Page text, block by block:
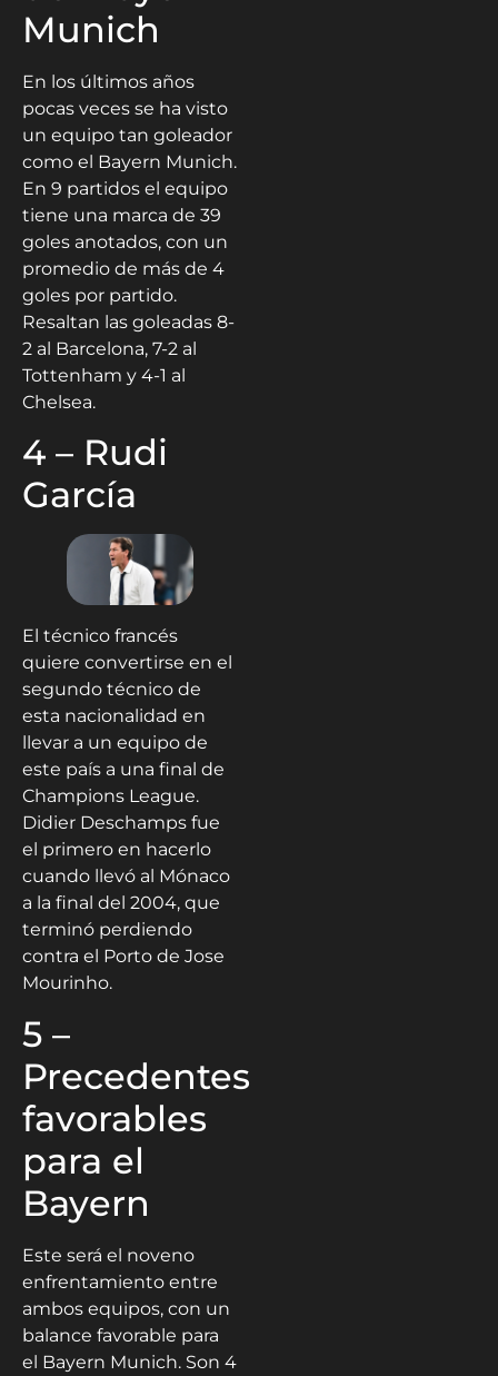
Munich
En los últimos años
pocas veces se ha visto
un equipo tan goleador
como el Bayern Munich.
En 9 partidos el equipo
tiene una marca de 39
goles anotados, con un
promedio de más de 4
goles por partido.
Resaltan las goleadas 8-
2 al Barcelona, 7-2 al
Tottenham y 4-1 al
Chelsea.
4 – Rudi
García
El técnico francés
quiere convertirse en el
segundo técnico de
esta nacionalidad en
llevar a un equipo de
este país a una final de
Champions League.
Didier Deschamps fue
el primero en hacerlo
cuando llevó al Mónaco
a la final del 2004, que
terminó perdiendo
contra el Porto de Jose
Mourinho.
5 –
Precedentes
favorables
para el
Bayern
Este será el noveno
enfrentamiento entre
ambos equipos, con un
balance favorable para
el Bayern Munich. Son 4